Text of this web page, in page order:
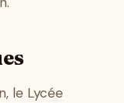
le Lycée